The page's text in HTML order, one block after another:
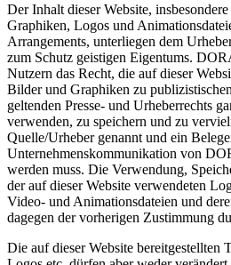
Der Inhalt dieser Website,
Graphiken, Logos und
Arrangements, unterliegen dem
zum Schutz geistigen Eigentums.
Nutzern das Recht, die auf dieser
Bilder und Graphiken zu
geltenden Presse- und Urheberrechts
verwenden, zu speichern und zu
Quelle/Urheber genannt und ein
Unternehmenskommunikation von
werden muss. Die Verwendung,
der auf dieser Website verwendeten
Video- und Animationsdateien und
dagegen der vorherigen Zustimmung
Die auf dieser Website bereitgestellten